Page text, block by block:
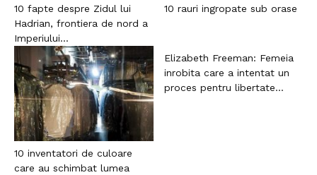
10 fapte despre Zidul lui
Hadrian, frontiera de nord a
Imperiului...
10 rauri ingropate sub orase
10 inventatori de culoare
care au schimbat lumea
Elizabeth Freeman: Femeia
inrobita care a intentat un
proces pentru libertate...